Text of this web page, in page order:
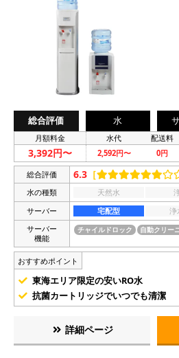
総合評価 水
月額料金 水代 配送料
3,392円〜 2,592円〜 0円
総合評価 6.3 ［
水の種類 天然水
サーバー
宅配型 浄
サーバー
機能
チャイルドロック 自動クリー
おすすめポイント
東海エリア限定の安いRO水
抗菌カートリッジでいつでも清潔
詳細ページ